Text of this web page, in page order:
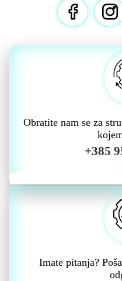
Obratite nam se za
+385
Imate pitanja?